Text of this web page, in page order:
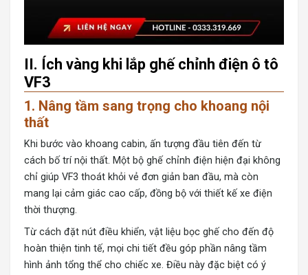
II. Ích vàng khi lắp ghế chỉnh điện ô tô
VF3
1. Nâng tầm sang trọng cho khoang nội
thất
Khi bước vào khoang cabin, ấn tượng đầu tiên đến từ
cách bố trí nội thất. Một bộ ghế chỉnh điện hiện đại không
chỉ giúp VF3 thoát khỏi vẻ đơn giản ban đầu, mà còn
mang lại cảm giác cao cấp, đồng bộ với thiết kế xe điện
thời thượng.
Từ cách đặt nút điều khiển, vật liệu bọc ghế cho đến độ
hoàn thiện tinh tế, mọi chi tiết đều góp phần nâng tầm
hình ảnh tổng thể cho chiếc xe. Điều này đặc biệt có ý